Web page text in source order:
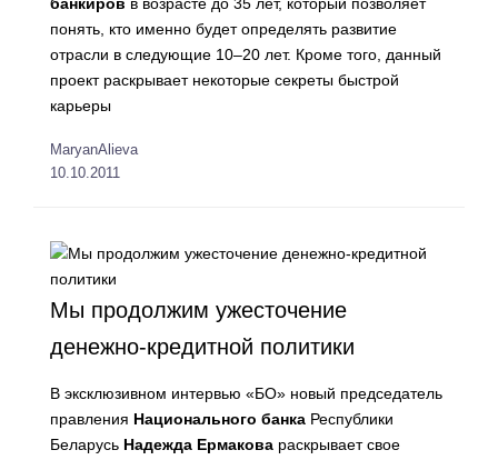
понять, кто именно будет определять развитие
отрасли в следующие 10–20 лет. Кроме того, данный
проект раскрывает некоторые секреты быстрой
карьеры
MaryanAlieva
10.10.2011
Мы продолжим ужесточение
денежно-кредитной политики
В эксклюзивном интервью «БО» новый председатель
правления Национального банка Республики
Беларусь Надежда Ермакова раскрывает свое